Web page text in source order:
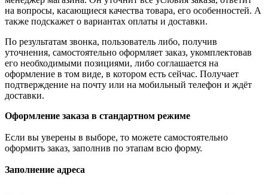
на вопросы, касающиеся качества товара, его особенностей. А
также подскажет о вариантах оплаты и доставки.
По результатам звонка, пользователь либо, получив
уточнения, самостоятельно оформляет заказ, укомплектовав
его необходимыми позициями, либо соглашается на
оформление в том виде, в котором есть сейчас. Получает
подтверждение на почту или на мобильный телефон и ждёт
доставки.
Оформление заказа в стандартном режиме
Если вы уверены в выборе, то можете самостоятельно
оформить заказ, заполнив по этапам всю форму.
Заполнение адреса